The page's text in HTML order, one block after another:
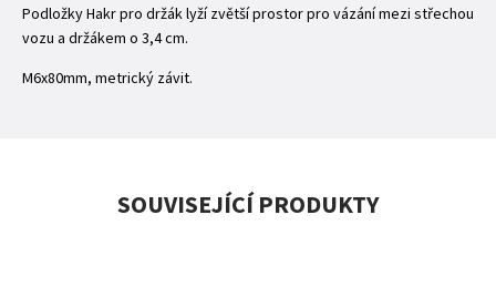
Podložky Hakr pro držák lyží zvětší prostor pro vázání mezi střechou
vozu a držákem o 3,4 cm.
M6x80mm, metrický závit.
SOUVISEJÍCÍ PRODUKTY